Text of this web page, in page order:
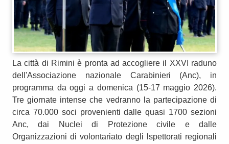
La città di Rimini è pronta ad accogliere il XXVI raduno
deII'Associazione nazionale Carabinieri (Anc), in
programma da oggi a domenica (15-17 maggio 2026).
Tre giornate intense che vedranno la partecipazione di
circa 70.000 soci provenienti dalle quasi 1700 sezioni
Anc, dai Nuclei di Protezione civile e dalle
Organizzazioni di volontariato degli lspettorati regionali